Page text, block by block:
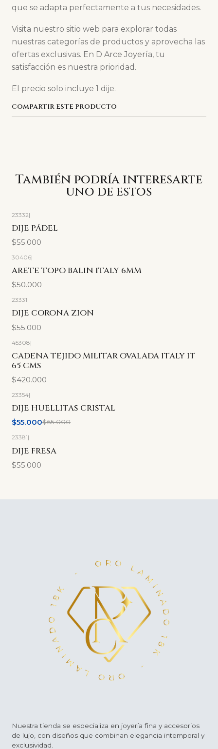
que se adapta perfectamente a tus necesidades.
Visita nuestro sitio web para explorar todas
nuestras categorías de productos y aprovecha las
ofertas exclusivas. En D Arce Joyería, tu
satisfacción es nuestra prioridad.
El precio solo incluye 1 dije.
COMPARTIR ESTE PRODUCTO
También podría interesarte
uno de estos
23332|
DIJE PÁDEL
$55.000
30406|
ARETE TOPO BALIN ITALY 6MM
$50.000
23331|
DIJE CORONA ZION
$55.000
45308|
CADENA TEJIDO MILITAR OVALADA ITALY IT
65 CMS
$420.000
-15%OFF
23354|
DIJE HUELLITAS CRISTAL
$55.000$65.000
23381|
DIJE FRESA
$55.000
Nuestra tienda se especializa en joyería fina y accesorios
de lujo, con diseños que combinan elegancia intemporal y
exclusividad.